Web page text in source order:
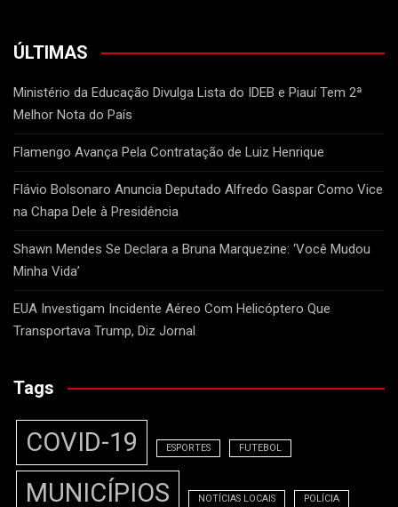
ÚLTIMAS
Ministério da Educação Divulga Lista do IDEB e Piauí Tem 2ª
Melhor Nota do País
Flamengo Avança Pela Contratação de Luiz Henrique
Flávio Bolsonaro Anuncia Deputado Alfredo Gaspar Como Vice
na Chapa Dele à Presidência
Shawn Mendes Se Declara a Bruna Marquezine: ‘Você Mudou
Minha Vida’
EUA Investigam Incidente Aéreo Com Helicóptero Que
Transportava Trump, Diz Jornal
Tags
COVID-19 ESPORTES FUTEBOL
MUNICÍPIOS NOTÍCIAS LOCAIS POLÍCIA